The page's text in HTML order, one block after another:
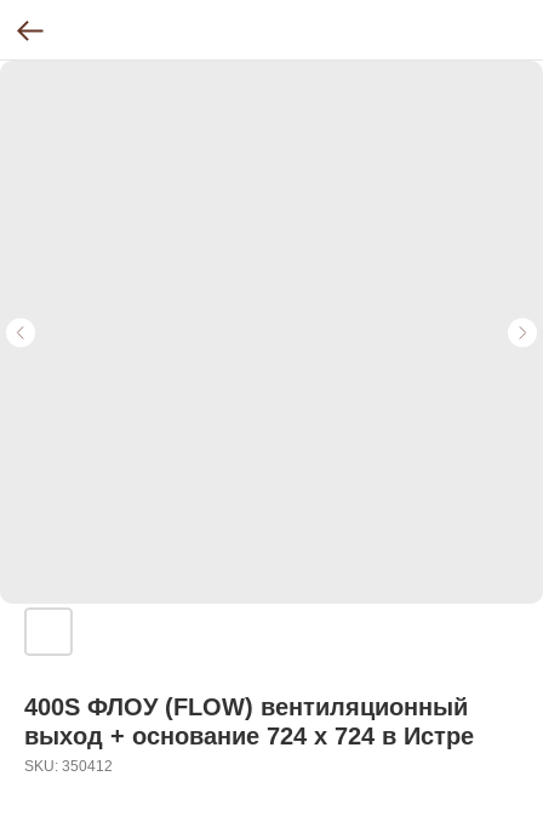
400S ФЛОУ (FLOW) вентиляционный
выход + основание 724 x 724 в Истре
SKU: 350412